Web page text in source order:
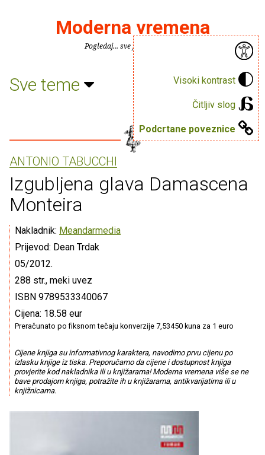
Visoki kontrast
Čitljiv slog
Podcrtane poveznice
Moderna vremena
Pogledaj... sve je puno knjiga.
Sve teme
ANTONIO TABUCCHI
Izgubljena glava Damascena
Monteira
Nakladnik: Meandarmedia
Prijevod: Dean Trdak
05/2012.
288 str., meki uvez
ISBN 9789533340067
Cijena: 18.58 eur
Preračunato po fiksnom tečaju konverzije 7,53450 kuna za 1 euro
Cijene knjiga su informativnog karaktera, navodimo prvu cijenu po
izlasku knjige iz tiska. Preporučamo da cijene i dostupnost knjiga
provjerite kod nakladnika ili u knjižarama! Moderna vremena više se ne
bave prodajom knjiga, potražite ih u knjižarama, antikvarijatima ili u
knjižnicama.